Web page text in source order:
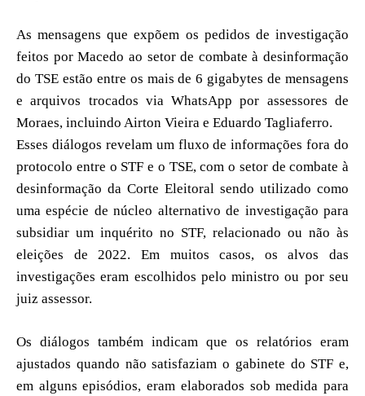
As mensagens que expõem os pedidos de investigação
feitos por Macedo ao setor de combate à desinformação
do TSE estão entre os mais de 6 gigabytes de mensagens
e arquivos trocados via WhatsApp por assessores de
Moraes, incluindo Airton Vieira e Eduardo Tagliaferro.
Esses diálogos revelam um fluxo de informações fora do
protocolo entre o STF e o TSE, com o setor de combate à
desinformação da Corte Eleitoral sendo utilizado como
uma espécie de núcleo alternativo de investigação para
subsidiar um inquérito no STF, relacionado ou não às
eleições de 2022. Em muitos casos, os alvos das
investigações eram escolhidos pelo ministro ou por seu
juiz assessor.
Os diálogos também indicam que os relatórios eram
ajustados quando não satisfaziam o gabinete do STF e,
em alguns episódios, eram elaborados sob medida para